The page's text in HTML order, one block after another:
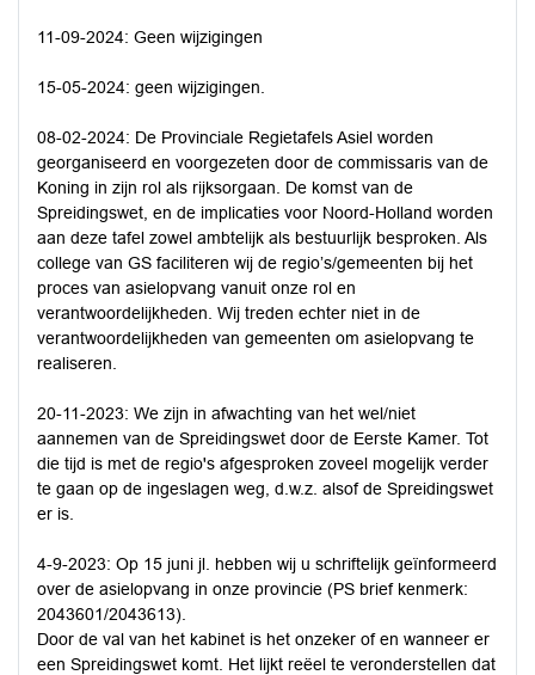
11-09-2024: Geen wijzigingen
15-05-2024: geen wijzigingen.
08-02-2024: De Provinciale Regietafels Asiel worden
georganiseerd en voorgezeten door de commissaris van de
Koning in zijn rol als rijksorgaan. De komst van de
Spreidingswet, en de implicaties voor Noord-Holland worden
aan deze tafel zowel ambtelijk als bestuurlijk besproken. Als
college van GS faciliteren wij de regio’s/gemeenten bij het
proces van asielopvang vanuit onze rol en
verantwoordelijkheden. Wij treden echter niet in de
verantwoordelijkheden van gemeenten om asielopvang te
realiseren.
20-11-2023: We zijn in afwachting van het wel/niet
aannemen van de Spreidingswet door de Eerste Kamer. Tot
die tijd is met de regio's afgesproken zoveel mogelijk verder
te gaan op de ingeslagen weg, d.w.z. alsof de Spreidingswet
er is.
4-9-2023: Op 15 juni jl. hebben wij u schriftelijk geïnformeerd
over de asielopvang in onze provincie (PS brief kenmerk:
2043601/2043613).
Door de val van het kabinet is het onzeker of en wanneer er
een Spreidingswet komt. Het lijkt reëel te veronderstellen dat